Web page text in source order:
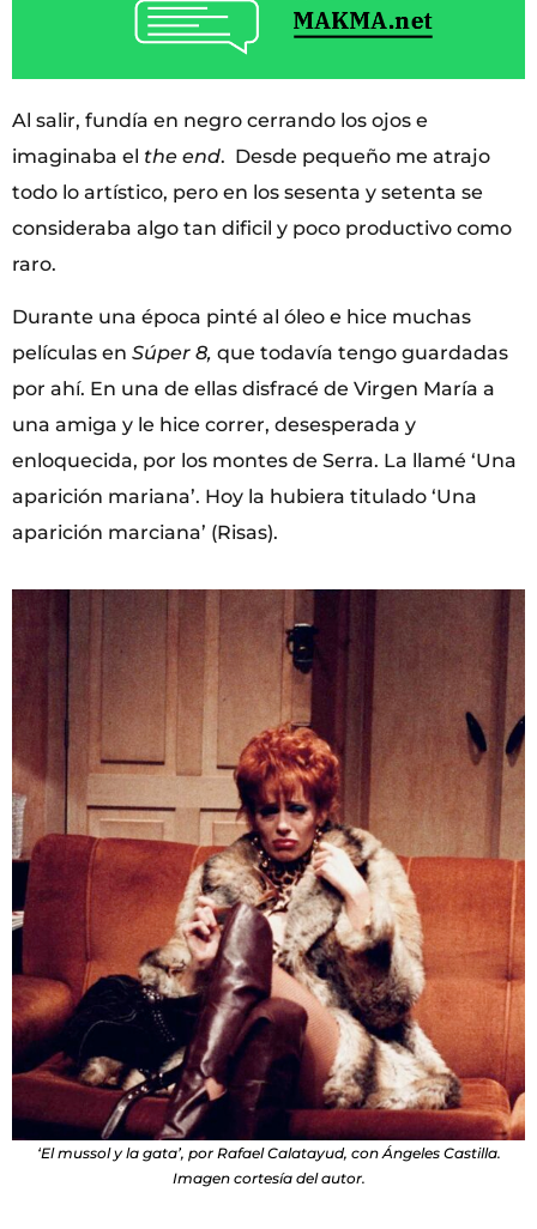
Al salir, fundía en negro cerrando los ojos e
imaginaba el the end. Desde pequeño me atrajo
todo lo artístico, pero en los sesenta y setenta se
consideraba algo tan dificil y poco productivo como
raro.
Durante una época pinté al óleo e hice muchas
películas en Súper 8, que todavía tengo guardadas
por ahí. En una de ellas disfracé de Virgen María a
una amiga y le hice correr, desesperada y
enloquecida, por los montes de Serra. La llamé ‘Una
aparición mariana’. Hoy la hubiera titulado ‘Una
aparición marciana’ (Risas).
‘El mussol y la gata’, por Rafael Calatayud, con Ángeles Castilla.
Imagen cortesía del autor.